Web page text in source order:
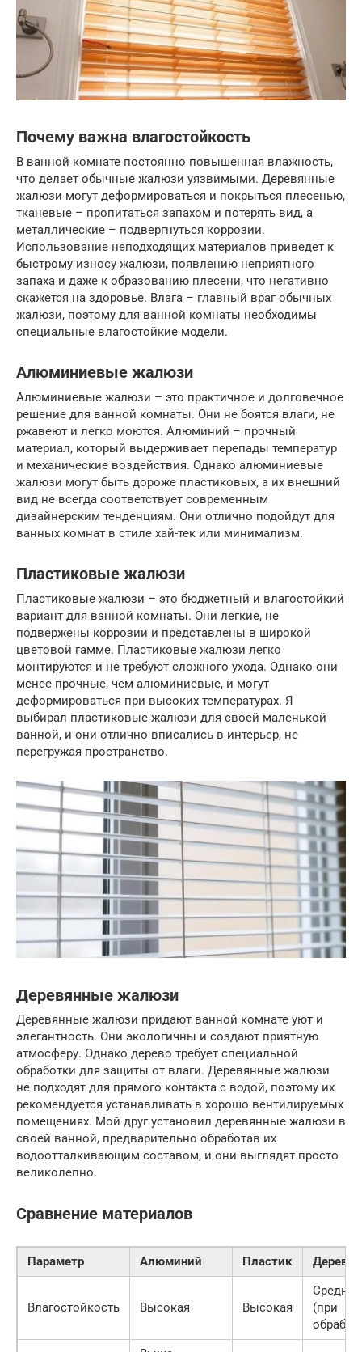
Почему важна влагостойкость
В ванной комнате постоянно повышенная влажность,
что делает обычные жалюзи уязвимыми. Деревянные
жалюзи могут деформироваться и покрыться плесенью,
тканевые – пропитаться запахом и потерять вид, а
металлические – подвергнуться коррозии.
Использование неподходящих материалов приведет к
быстрому износу жалюзи, появлению неприятного
запаха и даже к образованию плесени, что негативно
скажется на здоровье. Влага – главный враг обычных
жалюзи, поэтому для ванной комнаты необходимы
специальные влагостойкие модели.
Алюминиевые жалюзи
Алюминиевые жалюзи – это практичное и долговечное
решение для ванной комнаты. Они не боятся влаги, не
ржавеют и легко моются. Алюминий – прочный
материал, который выдерживает перепады температур
и механические воздействия. Однако алюминиевые
жалюзи могут быть дороже пластиковых, а их внешний
вид не всегда соответствует современным
дизайнерским тенденциям. Они отлично подойдут для
ванных комнат в стиле хай-тек или минимализм.
Пластиковые жалюзи
Пластиковые жалюзи – это бюджетный и влагостойкий
вариант для ванной комнаты. Они легкие, не
подвержены коррозии и представлены в широкой
цветовой гамме. Пластиковые жалюзи легко
монтируются и не требуют сложного ухода. Однако они
менее прочные, чем алюминиевые, и могут
деформироваться при высоких температурах. Я
выбирал пластиковые жалюзи для своей маленькой
ванной, и они отлично вписались в интерьер, не
перегружая пространство.
Деревянные жалюзи
Деревянные жалюзи придают ванной комнате уют и
элегантность. Они экологичны и создают приятную
атмосферу. Однако дерево требует специальной
обработки для защиты от влаги. Деревянные жалюзи
не подходят для прямого контакта с водой, поэтому их
рекомендуется устанавливать в хорошо вентилируемых
помещениях. Мой друг установил деревянные жалюзи в
своей ванной, предварительно обработав их
водоотталкивающим составом, и они выглядят просто
великолепно.
Сравнение материалов
Параметр Алюминий Пластик Дерево
Влагостойкость Высокая Высокая
Средняя
(при